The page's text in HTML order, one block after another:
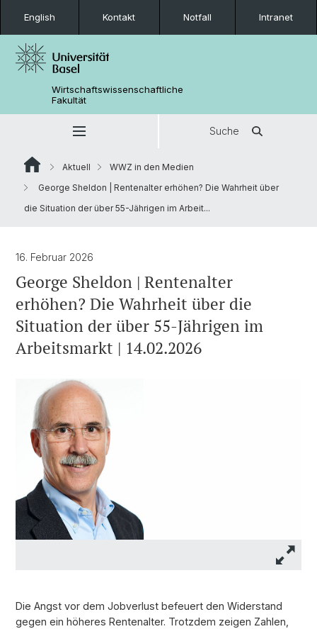
English Kontakt Notfall Intranet
Wirtschaftswissenschaftliche
Fakultät
Suche
Aktuell
WWZ in den Medien
George Sheldon | Rentenalter erhöhen? Die Wahrheit über
die Situation der über 55-Jährigen im Arbeit...
16. Februar 2026
George Sheldon | Rentenalter
erhöhen? Die Wahrheit über die
Situation der über 55-Jährigen im
Arbeitsmarkt | 14.02.2026
Die Angst vor dem Jobverlust befeuert den Widerstand
gegen ein höheres Rentenalter. Trotzdem zeigen Zahlen,